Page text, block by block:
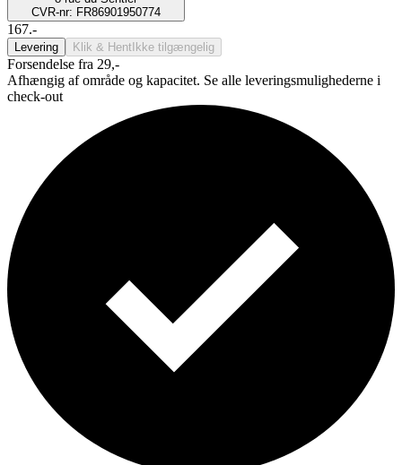
CVR-nr: FR86901950774
167.-
Levering Klik & Hent Ikke tilgængelig
Forsendelse fra 29,-
Afhængig af område og kapacitet. Se alle leveringsmulighederne i
check-out